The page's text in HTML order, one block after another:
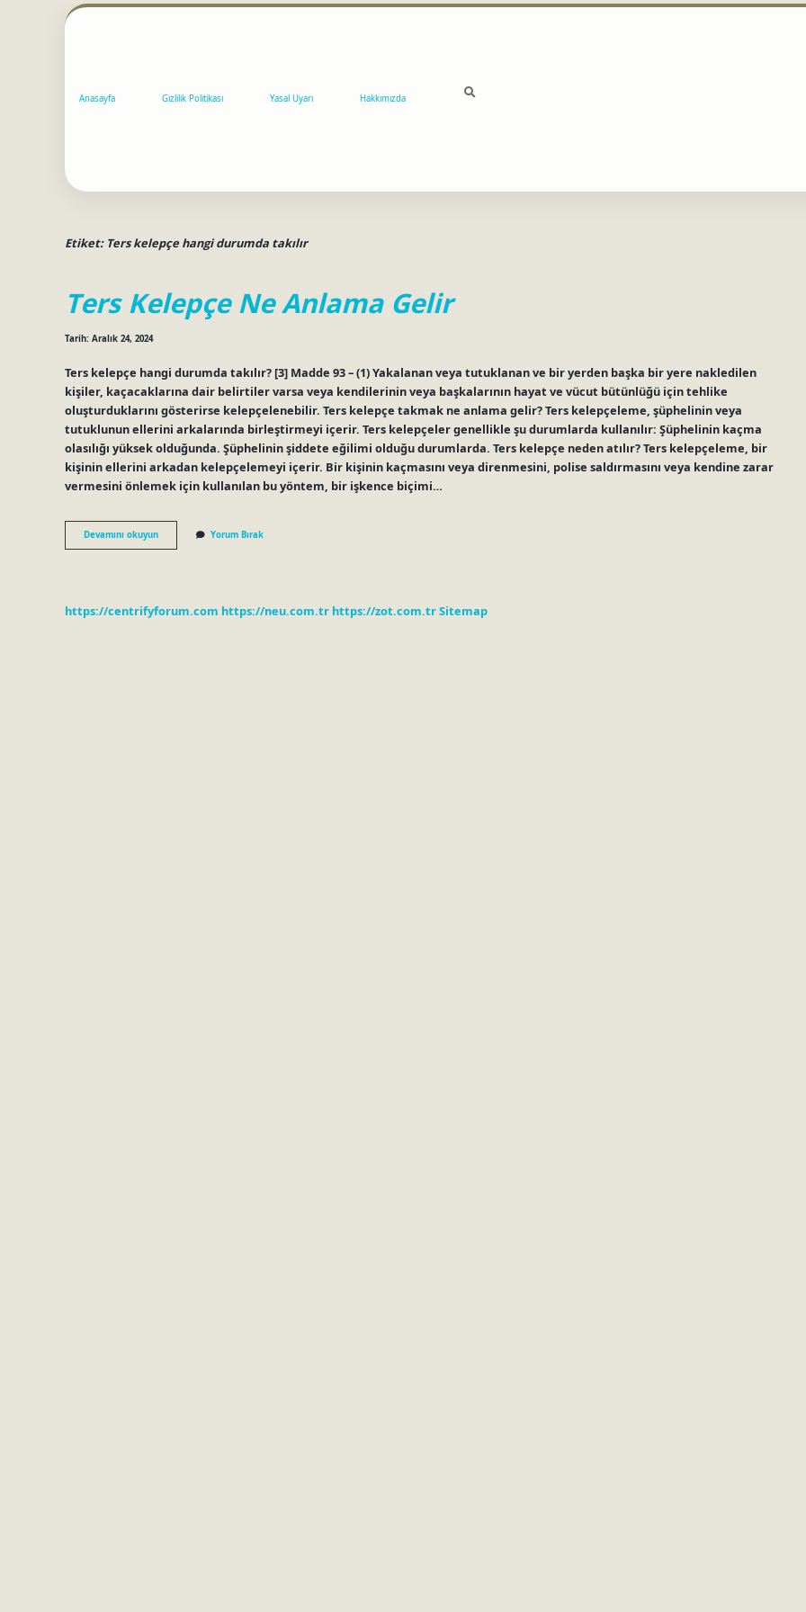
Anasayfa Gizlilik Politikası Yasal Uyarı Hakkımızda
Etiket: Ters kelepçe hangi durumda takılır
Ters Kelepçe Ne Anlama Gelir
Tarih: Aralık 24, 2024
Ters kelepçe hangi durumda takılır? [3] Madde 93 – (1) Yakalanan veya tutuklanan ve bir yerden başka bir yere nakledilen
kişiler, kaçacaklarına dair belirtiler varsa veya kendilerinin veya başkalarının hayat ve vücut bütünlüğü için tehlike
oluşturduklarını gösterirse kelepçelenebilir. Ters kelepçe takmak ne anlama gelir? Ters kelepçeleme, şüphelinin veya
tutuklunun ellerini arkalarında birleştirmeyi içerir. Ters kelepçeler genellikle şu durumlarda kullanılır: Şüphelinin kaçma
olasılığı yüksek olduğunda. Şüphelinin şiddete eğilimi olduğu durumlarda. Ters kelepçe neden atılır? Ters kelepçeleme, bir
kişinin ellerini arkadan kelepçelemeyi içerir. Bir kişinin kaçmasını veya direnmesini, polise saldırmasını veya kendine zarar
vermesini önlemek için kullanılan bu yöntem, bir işkence biçimi…
Devamını okuyunTers
Kelepçe
Yorum Bırak
https://centrifyforum.com https://neu.com.tr https://zot.com.trSitemap